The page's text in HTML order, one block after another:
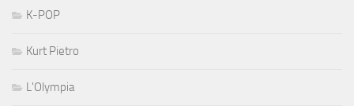
K-POP
Kurt Pietro
L'Olympia